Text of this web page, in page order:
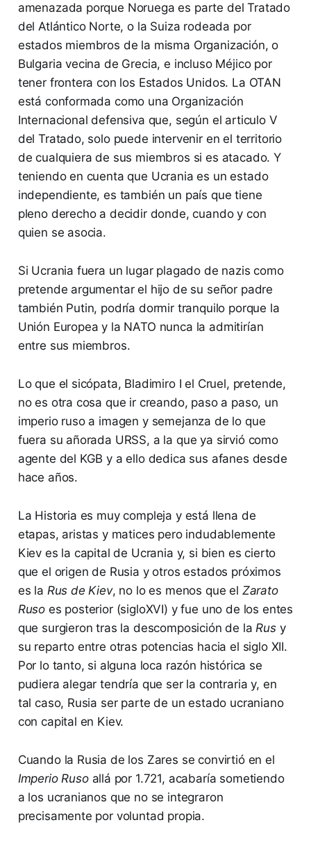
amenazada porque Noruega es parte del Tratado
del Atlántico Norte, o la Suiza rodeada por
estados miembros de la misma Organización, o
Bulgaria vecina de Grecia, e incluso Méjico por
tener frontera con los Estados Unidos. La OTAN
está conformada como una Organización
Internacional defensiva que, según el articulo V
del Tratado, solo puede intervenir en el territorio
de cualquiera de sus miembros si es atacado. Y
teniendo en cuenta que Ucrania es un estado
independiente, es también un país que tiene
pleno derecho a decidir donde, cuando y con
quien se asocia.
Si Ucrania fuera un lugar plagado de nazis como
pretende argumentar el hijo de su señor padre
también Putin, podría dormir tranquilo porque la
Unión Europea y la NATO nunca la admitirían
entre sus miembros.
Lo que el sicópata, Bladimiro I el Cruel, pretende,
no es otra cosa que ir creando, paso a paso, un
imperio ruso a imagen y semejanza de lo que
fuera su añorada URSS, a la que ya sirvió como
agente del KGB y a ello dedica sus afanes desde
hace años.
La Historia es muy compleja y está llena de
etapas, aristas y matices pero indudablemente
Kiev es la capital de Ucrania y, si bien es cierto
que el origen de Rusia y otros estados próximos
es la Rus de Kiev, no lo es menos que el Zarato
Ruso es posterior (sigloXVI) y fue uno de los entes
que surgieron tras la descomposición de la Rusy
su reparto entre otras potencias hacia el siglo XII.
Por lo tanto, si alguna loca razón histórica se
pudiera alegar tendría que ser la contraria y, en
tal caso, Rusia ser parte de un estado ucraniano
con capital en Kiev.
Cuando la Rusia de los Zares se convirtió en el
Imperio Rusoallá por 1.721, acabaría sometiendo
a los ucranianos que no se integraron
precisamente por voluntad propia.